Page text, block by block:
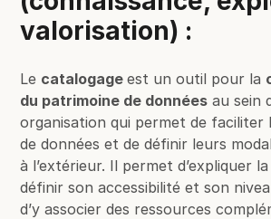
valorisation) :
Le catalogageest un outil pour la
du patrimoine de données au sein
organisation qui permet de faciliter
de données et de définir leurs
à l’extérieur. Il permet d’expliquer
définir son accessibilité et son
d’y associer des ressources